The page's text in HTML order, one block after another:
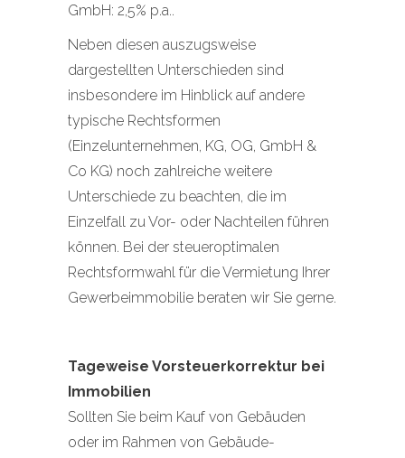
GmbH: 2,5% p.a..
Neben diesen auszugsweise
dargestellten Unterschieden sind
insbesondere im Hinblick auf andere
typische Rechtsformen
(Einzelunternehmen, KG, OG, GmbH &
Co KG) noch zahlreiche weitere
Unterschiede zu beachten, die im
Einzelfall zu Vor- oder Nachteilen führen
können. Bei der steueroptimalen
Rechtsformwahl für die Vermietung Ihrer
Gewerbeimmobilie beraten wir Sie gerne.
Tageweise Vorsteuerkorrektur bei
Immobilien
Sollten Sie beim Kauf von Gebäuden
oder im Rahmen von Gebäude-